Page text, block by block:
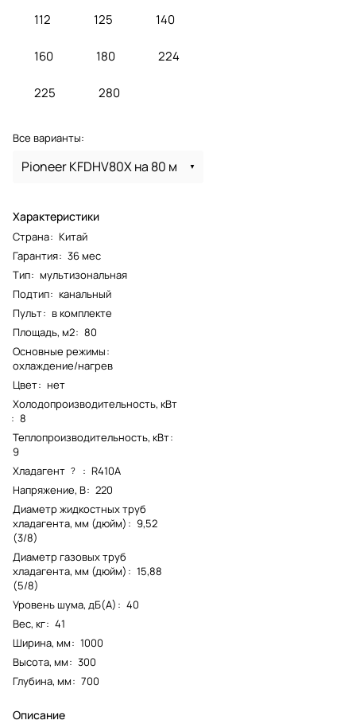
112 125 140
160 180 224
225 280
Все варианты:
Pioneer KFDHV80X на 80 м
Характеристики
Страна: Китай
Гарантия: 36 мес
Тип: мультизональная
Подтип: канальный
Пульт: в комплекте
Площадь, м2: 80
Основные режимы:
охлаждение/нагрев
Цвет: нет
Холодопроизводительность, кВт
: 8
Теплопроизводительность, кВт:
9
Хладагент ? : R410A
Напряжение, В: 220
Диаметр жидкостных труб
хладагента, мм (дюйм) : 9,52
(3/8)
Диаметр газовых труб
хладагента, мм (дюйм) : 15,88
(5/8)
Уровень шума, дБ(А) : 40
Вес, кг: 41
Ширина, мм: 1000
Высота, мм: 300
Глубина, мм: 700
Описание